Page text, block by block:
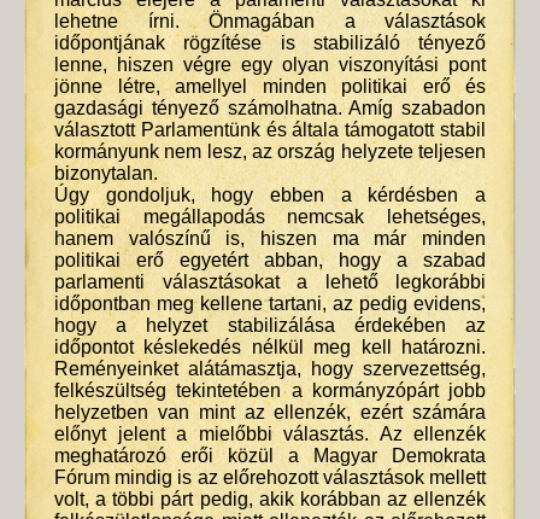
lehetne írni. Önmagában a választások
időpontjának rögzítése is stabilizáló tényező
lenne, hiszen végre egy olyan viszonyítási pont
jönne létre, amellyel minden politikai erő és
gazdasági tényező számolhatna. Amíg szabadon
választott Parlamentünk és általa támogatott stabil
kormányunk nem lesz, az ország helyzete teljesen
bizonytalan.
Úgy gondoljuk, hogy ebben a kérdésben a
politikai megállapodás nemcsak lehetséges,
hanem valószínű is, hiszen ma már minden
politikai erő egyetért abban, hogy a szabad
parlamenti választásokat a lehető legkorábbi
időpontban meg kellene tartani, az pedig evidens,
hogy a helyzet stabilizálása érdekében az
időpontot késlekedés nélkül meg kell határozni.
Reményeinket alátámasztja, hogy szervezettség,
felkészültség tekintetében a kormányzópárt jobb
helyzetben van mint az ellenzék, ezért számára
előnyt jelent a mielőbbi választás. Az ellenzék
meghatározó erői közül a Magyar Demokrata
Fórum mindig is az előrehozott választások mellett
volt, a többi párt pedig, akik korábban az ellenzék